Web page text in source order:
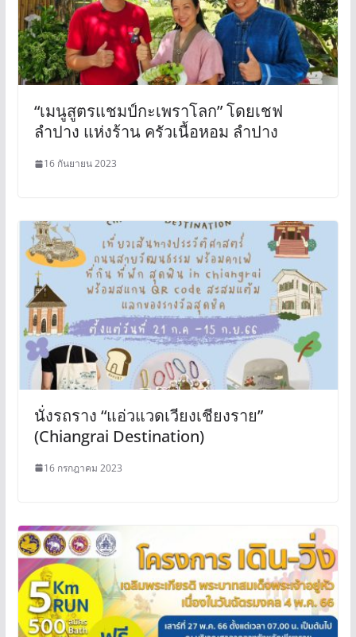
“เมนูสูตรแชมป์กะเพราโลก” โดยเชฟ
ลำปาง แห่งร้าน ครัวเนื้อหอม ลำปาง
16 กันยายน 2023
นั่งรถราง “แอ่วแวดเวียงเชียงราย”
(Chiangrai Destination)
16 กรกฎาคม 2023